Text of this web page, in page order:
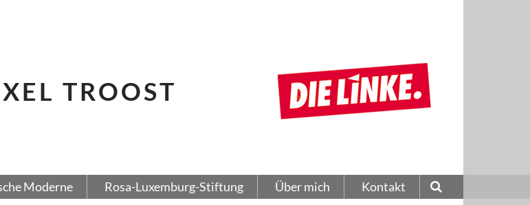
TROOST
Moderne Rosa-Luxemburg-Stiftung Über mich Kontakt